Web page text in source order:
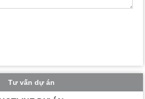
Tư vấn dự án